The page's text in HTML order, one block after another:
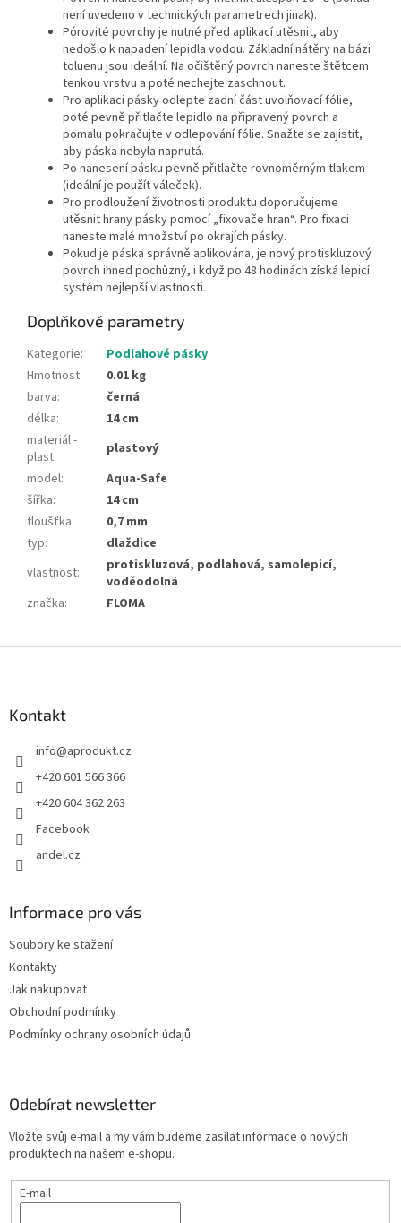
není uvedeno v technických parametrech jinak).
Pórovité povrchy je nutné před aplikací utěsnit, aby
nedošlo k napadení lepidla vodou. Základní nátěry na bázi
toluenu jsou ideální. Na očištěný povrch naneste štětcem
tenkou vrstvu a poté nechejte zaschnout.
Pro aplikaci pásky odlepte zadní část uvolňovací fólie,
poté pevně přitlačte lepidlo na připravený povrch a
pomalu pokračujte v odlepování fólie. Snažte se zajistit,
aby páska nebyla napnutá.
Po nanesení pásku pevně přitlačte rovnoměrným tlakem
(ideální je použít váleček).
Pro prodloužení životnosti produktu doporučujeme
utěsnit hrany pásky pomocí „fixovače hran“. Pro fixaci
naneste malé množství po okrajích pásky.
Pokud je páska správně aplikována, je nový protiskluzový
povrch ihned pochůzný, i když po 48 hodinách získá lepicí
systém nejlepší vlastnosti.
Doplňkové parametry
Kategorie:
Podlahové pásky
Hmotnost:
0.01 kg
barva:
černá
délka:
14 cm
materiál -
plast:
plastový
model:
Aqua-Safe
šířka:
14 cm
tloušťka:
0,7 mm
typ:
dlaždice
vlastnost:
protiskluzová, podlahová, samolepicí,
voděodolná
značka: FLOMA
Kontakt
info@aprodukt.cz
+420 601 566 366
+420 604 362 263
Facebook
andel.cz
Informace pro vás
Soubory ke stažení
Kontakty
Jak nakupovat
Obchodní podmínky
Podmínky ochrany osobních údajů
Odebírat newsletter
Vložte svůj e-mail a my vám budeme zasílat informace o nových
produktech na našem e-shopu.
E-mail